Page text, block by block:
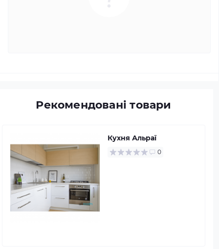
Рекомендовані товари
Кухня Альраї
0